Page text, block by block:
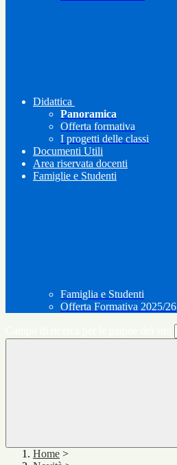
Didattica
Panoramica
Offerta formativa
I progetti delle classi
Documenti Utili
Area riservata docenti
Famiglie e Studenti
Famiglia e Studenti
Offerta Formativa 2025/26
Home >